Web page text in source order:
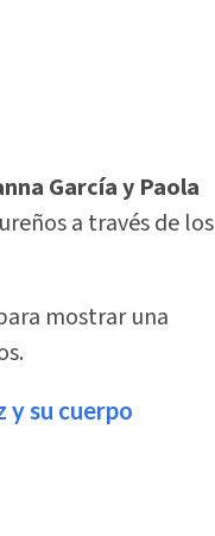
García y Paola
a través de los
mostrar una
y su cuerpo